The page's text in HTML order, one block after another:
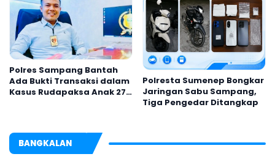
Polres Sampang Bantah
Ada Bukti Transaksi dalam
Kasus Rudapaksa Anak 27
Polresta Sumenep Bongkar
Jaringan Sabu Sampang,
Tiga Pengedar Ditangkap
BANGKALAN